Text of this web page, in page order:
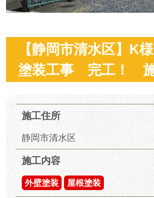
【静岡市清水区】K
塗装工事 完工！ 施
施工住所
静岡市清水区
施工内容
外壁塗装 屋根塗装